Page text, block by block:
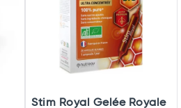
Stim Royal Gelée Royale